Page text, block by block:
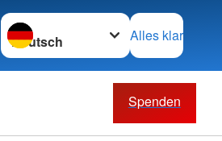
Sprache wechseln zu
Alles klar
Spenden